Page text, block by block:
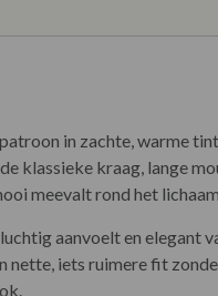
in zachte, warme
klassieke kraag, lange
meevalt rond het
aanvoelt en elegant
iets ruimere fit